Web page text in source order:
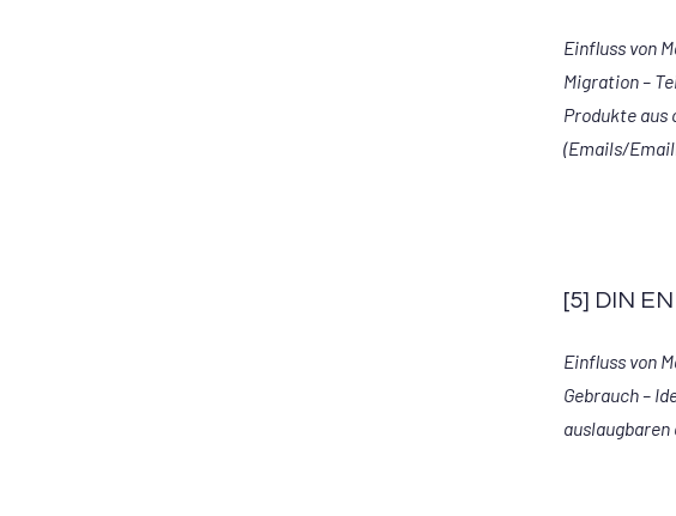
Einfluss von
Migration –
Produkte aus
(Emails/
[5] DIN
Einfluss von
Gebrauch –
auslaugbaren